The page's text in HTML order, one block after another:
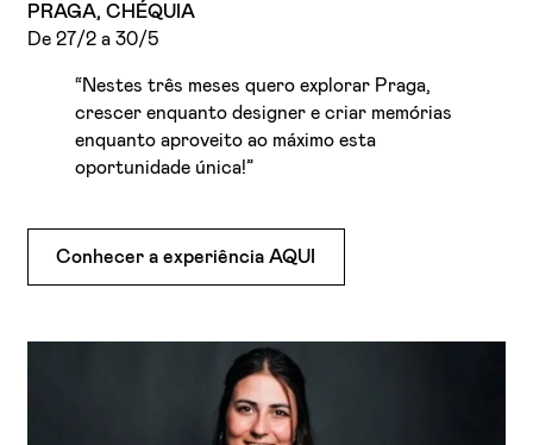
PRAGA, CHÉQUIA
De 27/2 a 30/5
“Nestes três meses quero explorar Praga,
crescer enquanto designer e criar memórias
enquanto aproveito ao máximo esta
oportunidade única!”
Conhecer a experiência AQUI